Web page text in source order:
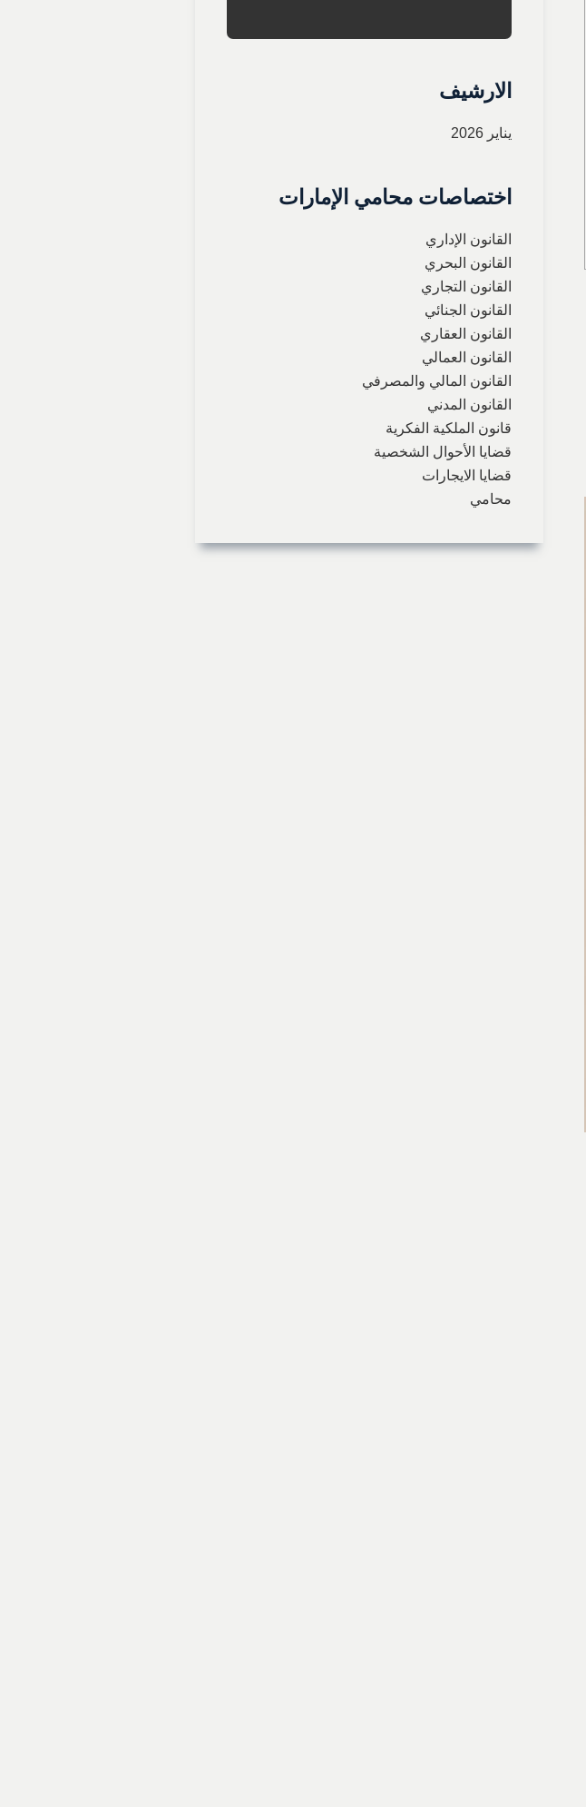
الارشيف
يناير 2026
اختصاصات محامي الإمارات
القانون الإداري
القانون البحري
القانون التجاري
القانون الجنائي
القانون العقاري
القانون العمالي
القانون المالي والمصرفي
القانون المدني
قانون الملكية الفكرية
قضايا الأحوال الشخصية
قضايا الايجارات
محامي